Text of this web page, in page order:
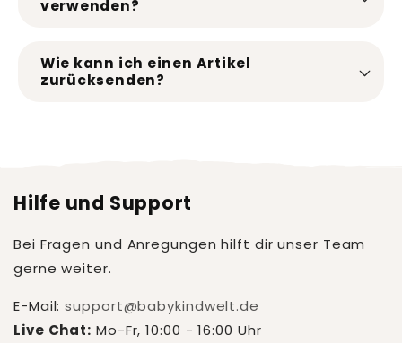
verwenden?
Wie kann ich einen Artikel
zurücksenden?
Hilfe und Support
Bei Fragen und Anregungen hilft dir unser Team
gerne weiter.
E-Mail:support@babykindwelt.de
Live Chat: Mo-Fr, 10:00 - 16:00 Uhr